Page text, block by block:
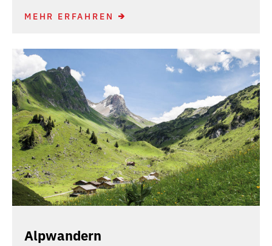
MEHR ERFAHREN
Alpwandern